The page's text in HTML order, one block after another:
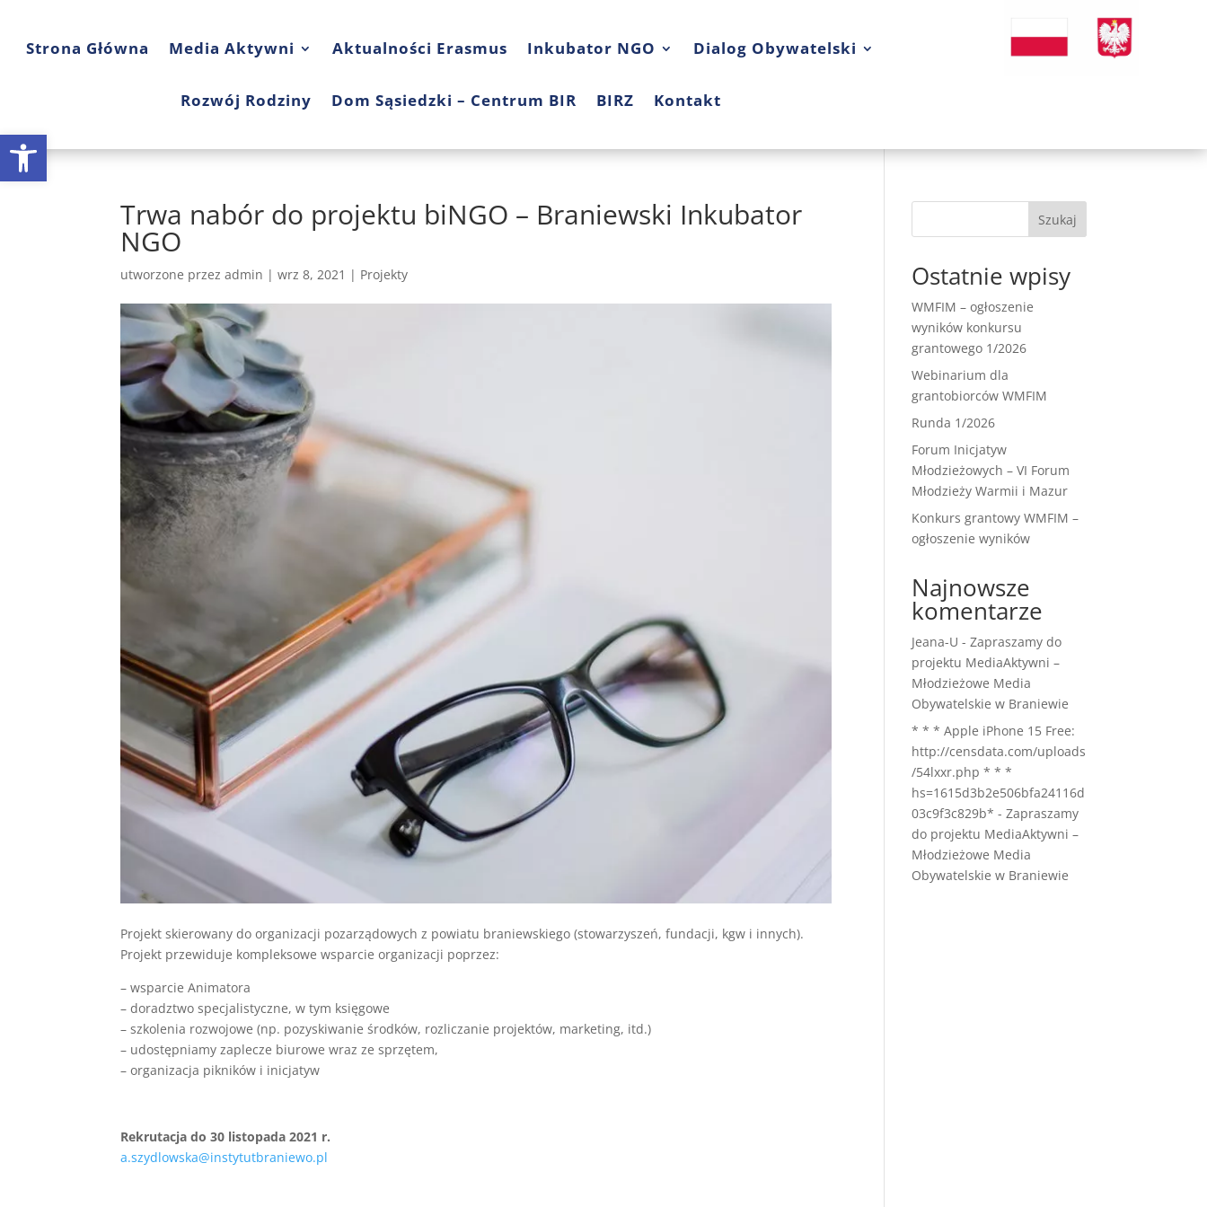
Open toolbar
Strona Główna Media Aktywni Aktualności Erasmus Inkubator NGO Dialog Obywatelski
Rozwój Rodziny Dom Sąsiedzki – Centrum BIR BIRZ Kontakt
Trwa nabór do projektu biNGO – Braniewski Inkubator
NGO
utworzone przezadmin |wrz 8, 2021 | Projekty
Projekt skierowany do organizacji pozarządowych z powiatu braniewskiego (stowarzyszeń, fundacji, kgw i innych).
Projekt przewiduje kompleksowe wsparcie organizacji poprzez:
– wsparcie Animatora
– doradztwo specjalistyczne, w tym księgowe
– szkolenia rozwojowe (np. pozyskiwanie środków, rozliczanie projektów, marketing, itd.)
– udostępniamy zaplecze biurowe wraz ze sprzętem,
– organizacja pikników i inicjatyw
Rekrutacja do 30 listopada 2021 r.
a.szydlowska@instytutbraniewo.pl
Szukaj
Ostatnie wpisy
WMFIM – ogłoszenie
wyników konkursu
grantowego 1/2026
Webinarium dla
grantobiorców WMFIM
Runda 1/2026
Forum Inicjatyw
Młodzieżowych – VI Forum
Młodzieży Warmii i Mazur
Konkurs grantowy WMFIM –
ogłoszenie wyników
Najnowsze
komentarze
Jeana-U -Zapraszamy do
projektu MediaAktywni –
Młodzieżowe Media
Obywatelskie w Braniewie
* * * Apple iPhone 15 Free:
http://censdata.com/uploads
/54lxxr.php * * *
hs=1615d3b2e506bfa24116d
03c9f3c829b* -Zapraszamy
do projektu MediaAktywni –
Młodzieżowe Media
Obywatelskie w Braniewie